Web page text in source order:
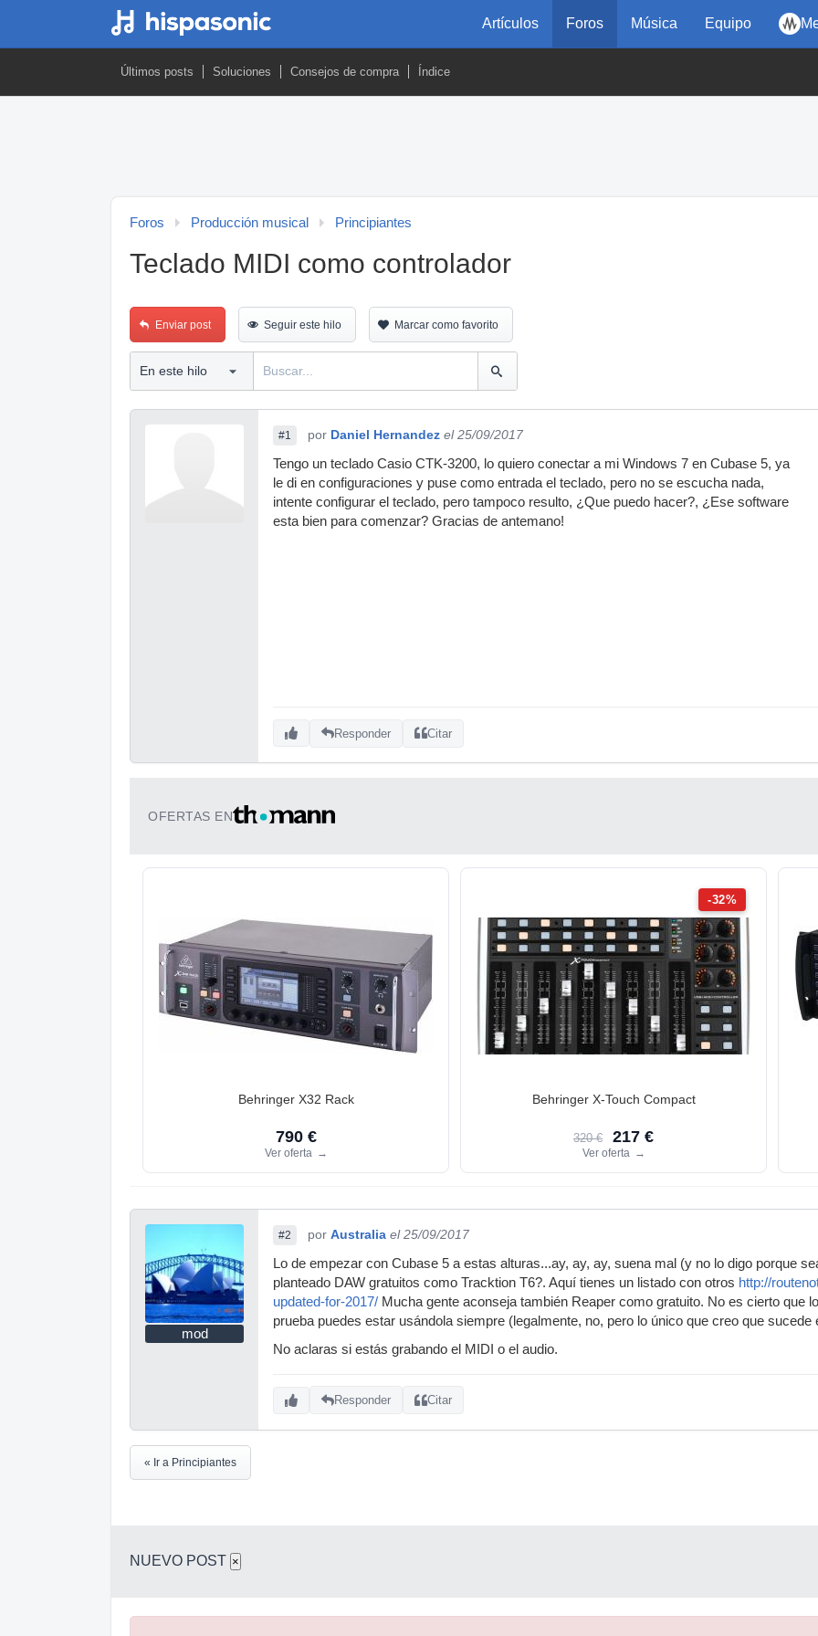
Artículos Foros Música Equipo
Últimos posts Soluciones Consejos de compra Índice
Foros Producción musical Principiantes
Teclado MIDI como controlador
Enviar post Seguir este hilo Marcar como favorito
#1 por Daniel Hernandez el 25/09/2017
Tengo un teclado Casio CTK-3200, lo quiero conectar a mi Windows 7 en Cubase 5, ya
le di en configuraciones y puse como entrada el teclado, pero no se escucha nada,
intente configurar el teclado, pero tampoco resulto, ¿Que puedo hacer?, ¿Ese software
esta bien para comenzar? Gracias de antemano!
Responder Citar
OFERTAS EN
Behringer X32 Rack
790 €
Ver oferta →
-32%
Behringer X-Touch Compact
320 € 217 €
Ver oferta →
mod
#2 por Australia el 25/09/2017
Lo de empezar con Cubase 5 a estas alturas...ay, ay, ay, suena mal (y no lo digo porque
planteado DAW gratuitos como Tracktion T6?. Aquí tienes un listado con otros http://
updated-for-2017/ Mucha gente aconseja también Reaper como gratuito. No es cierto que
prueba puedes estar usándola siempre (legalmente, no, pero lo único que creo que
No aclaras si estás grabando el MIDI o el audio.
Responder Citar
« Ir a Principiantes
NUEVO POST ×